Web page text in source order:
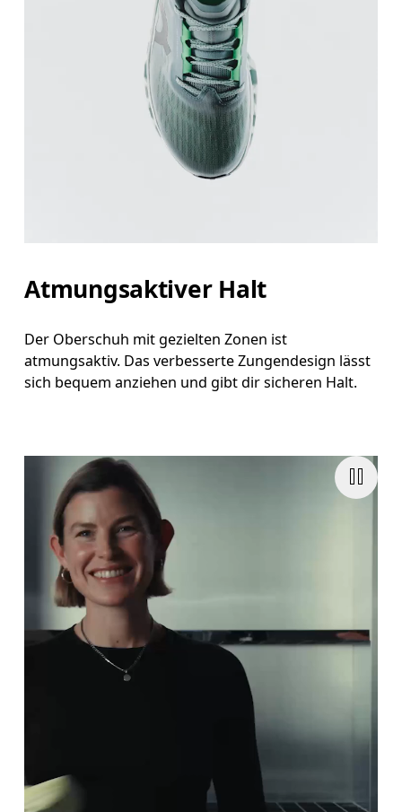
Atmungsaktiver Halt
Der Oberschuh mit gezielten Zonen ist
atmungsaktiv. Das verbesserte Zungendesign lässt
sich bequem anziehen und gibt dir sicheren Halt.